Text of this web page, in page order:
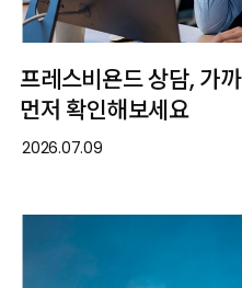
프레스비욘드 상담, 가
먼저 확인해보세요
2026.07.09